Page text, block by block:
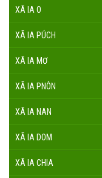
XÃ IA O
XÃ IA PÚCH
XÃ IA MƠ
XÃ IA PNÔN
XÃ IA NAN
XÃ IA DOM
XÃ IA CHIA